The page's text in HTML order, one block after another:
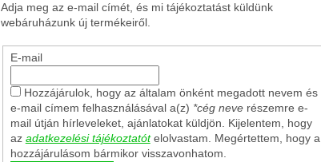
Adja meg az e-mail címét, és mi tájékoztatást küldünk
webáruházunk új termékeiről.
E-mail
Hozzájárulok, hogy az általam önként megadott nevem és
e-mail címem felhasználásával a(z) *cég neverészemre e-
mail útján hírleveleket, ajánlatokat küldjön. Kijelentem, hogy
az adatkezelési tájékoztatót elolvastam. Megértettem, hogy a
hozzájárulásom bármikor visszavonhatom.